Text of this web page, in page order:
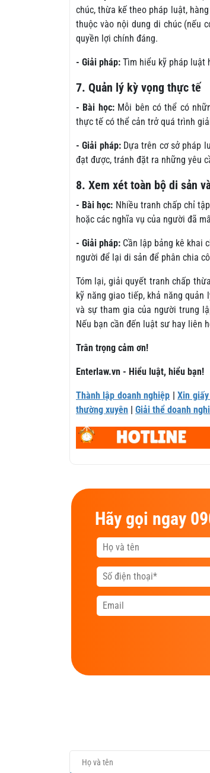
chúc, thừa kế theo pháp luật,
thuộc vào nội dung di chúc (nếu
quyền lợi chính đáng.
- Giải pháp: Tìm hiểu kỹ pháp luật
7. Quản lý kỳ vọng thực tế
- Bài học:Mỗi bên có thể có
thực tế có thể cản trở quá trình
- Giải pháp:Dựa trên cơ sở pháp
đạt được, tránh đặt ra những yêu
8. Xem xét toàn bộ di sản
- Bài học: Nhiều tranh chấp chỉ
hoặc các nghĩa vụ của người đã
- Giải pháp: Cần lập bảng kê khai
người để lại di sản để phân chia
Tóm lại, giải quyết tranh chấp
kỹ năng giao tiếp, khả năng
và sự tham gia của người trung
Nếu bạn cần đến luật sư hay liên
Trân trọng cảm ơn!
Enterlaw.vn - Hiểu luật, hiểu bạn!
Thành lập doanh nghiệp |Xin
thường xuyên | Giải thể doanh
Hãy gọi ngay